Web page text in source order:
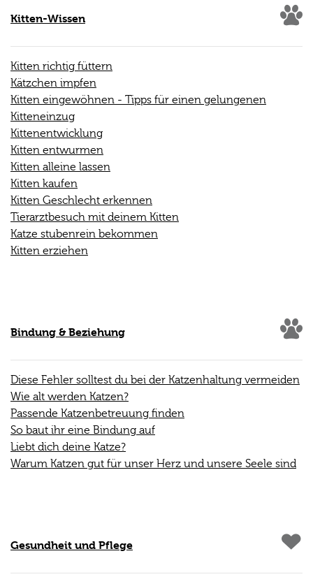
Kitten-Wissen
Kitten richtig füttern
Kätzchen impfen
Kitten eingewöhnen - Tipps für einen gelungenen
Kitteneinzug
Kittenentwicklung
Kitten entwurmen
Kitten alleine lassen
Kitten kaufen
Kitten Geschlecht erkennen
Tierarztbesuch mit deinem Kitten
Katze stubenrein bekommen
Kitten erziehen
Bindung & Beziehung
Diese Fehler solltest du bei der Katzenhaltung vermeiden
Wie alt werden Katzen?
Passende Katzenbetreuung finden
So baut ihr eine Bindung auf
Liebt dich deine Katze?
Warum Katzen gut für unser Herz und unsere Seele sind
Gesundheit und Pflege